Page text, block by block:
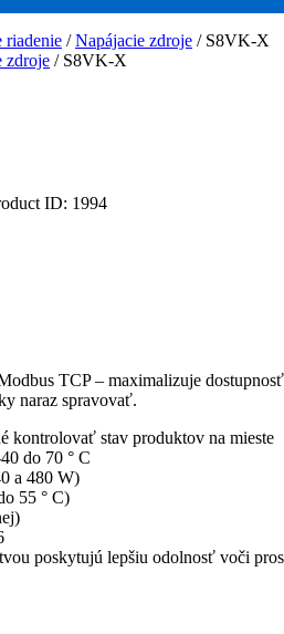
riadenie /Napájacie zdroje / S8VK-X
zdroje / S8VK-X
ID: 1994
TCP – maximalizuje
naraz spravovať.
kontrolovať stav produktov na mieste
do 70 ° C
a 480 W)
55 ° C)
poskytujú lepšiu odolnosť voči